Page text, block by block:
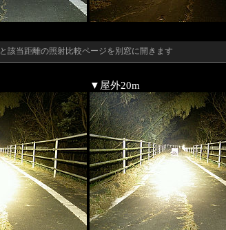
該当距離の照射比較ページを別窓に開きます
▼屋外20m